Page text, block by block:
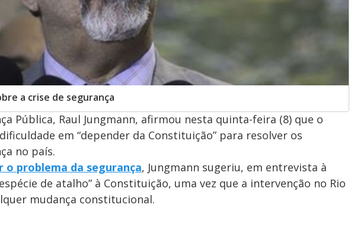
a crise de segurança
Pública, Raul Jungmann, afirmou nesta quinta-feira (8) que o
em “depender da Constituição” para resolver os
no país.
o problema da segurança, Jungmann sugeriu, em entrevista à
de atalho” à Constituição, uma vez que a intervenção no Rio
mudança constitucional.